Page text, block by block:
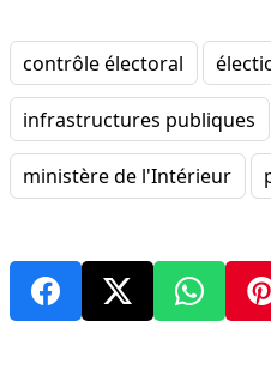
contrôle électoral
infrastructures publiques
ministère de l'Intérieur